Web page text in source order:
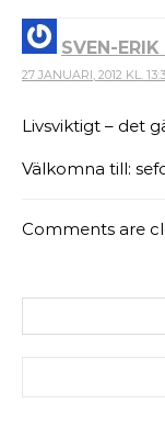
SVEN-ERIK
27 JANUARI, 2012 KL.
Livsviktigt – det
Välkomna till:
Comments are